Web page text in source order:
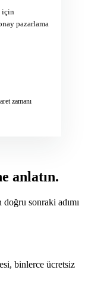
için
pazarlama
zamanı
anlatın.
sonraki adımı
binlerce ücretsiz